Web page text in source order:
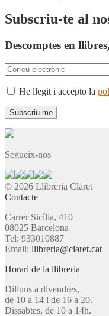
Subscriu-te al
Descomptes en
He llegit i accepto la
Segueix-nos
© 2026 Llibreria Claret
Contacte
Carrer Sicília, 410
08025 Barcelona
Tel: 933010887
Email: llibreria@claret.cat
Horari de la llibreria
Dilluns a divendres,
de 10 a 14 i de 16 a 20.
Dissabtes, de 10 a 14h.